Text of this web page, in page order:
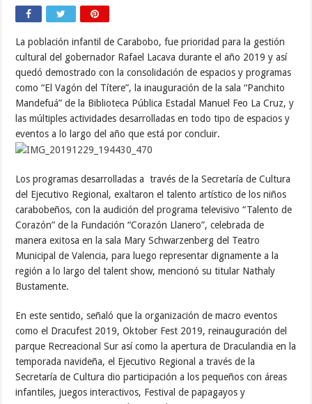
La población infantil de Carabobo, fue prioridad para la gestión
cultural del gobernador Rafael Lacava durante el año 2019 y así
quedó demostrado con la consolidación de espacios y programas
como “El Vagón del Títere”, la inauguración de la sala “Panchito
Mandefuá” de la Biblioteca Pública Estadal Manuel Feo La Cruz, y
las múltiples actividades desarrolladas en todo tipo de espacios y
eventos a lo largo del año que está por concluir.
Los programas desarrolladas a través de la Secretaría de Cultura
del Ejecutivo Regional, exaltaron el talento artístico de los niños
carabobeños, con la audición del programa televisivo “Talento de
Corazón” de la Fundación “Corazón Llanero”, celebrada de
manera exitosa en la sala Mary Schwarzenberg del Teatro
Municipal de Valencia, para luego representar dignamente a la
región a lo largo del talent show, mencionó su titular Nathaly
Bustamente.
En este sentido, señaló que la organización de macro eventos
como el Dracufest 2019, Oktober Fest 2019, reinauguración del
parque Recreacional Sur así como la apertura de Draculandia en la
temporada navideña, el Ejecutivo Regional a través de la
Secretaría de Cultura dio participación a los pequeños con áreas
infantiles, juegos interactivos, Festival de papagayos y